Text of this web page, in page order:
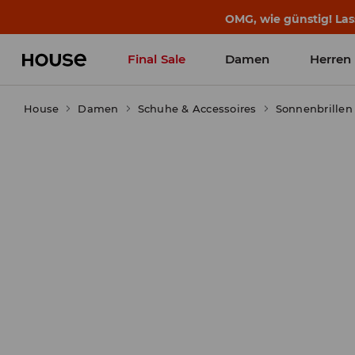
Die besten
Final Sale Damen Herren
House Damen Schuhe & Accessoires Sonnenbrillen